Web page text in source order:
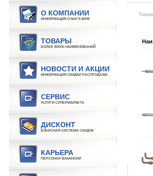
О КОМПАНИИ
ИНФОРМАЦИЯ О МАГАЗИНЕ
ТОВАРЫ
БОЛЕЕ 80000 НАИМЕНОВАНИЙ
НОВОСТИ И АКЦИИ
ИНФОРМАЦИЯ СКИДКИ РАСПРОДАЖА
СЕРВИС
УСЛУГИ СУПЕРМАРКЕТА
ДИСКОНТ
БОНУСНАЯ СИСТЕМА СКИДОК
КАРЬЕРА
ПЕРСОНАЛ ВАКАНСИИ